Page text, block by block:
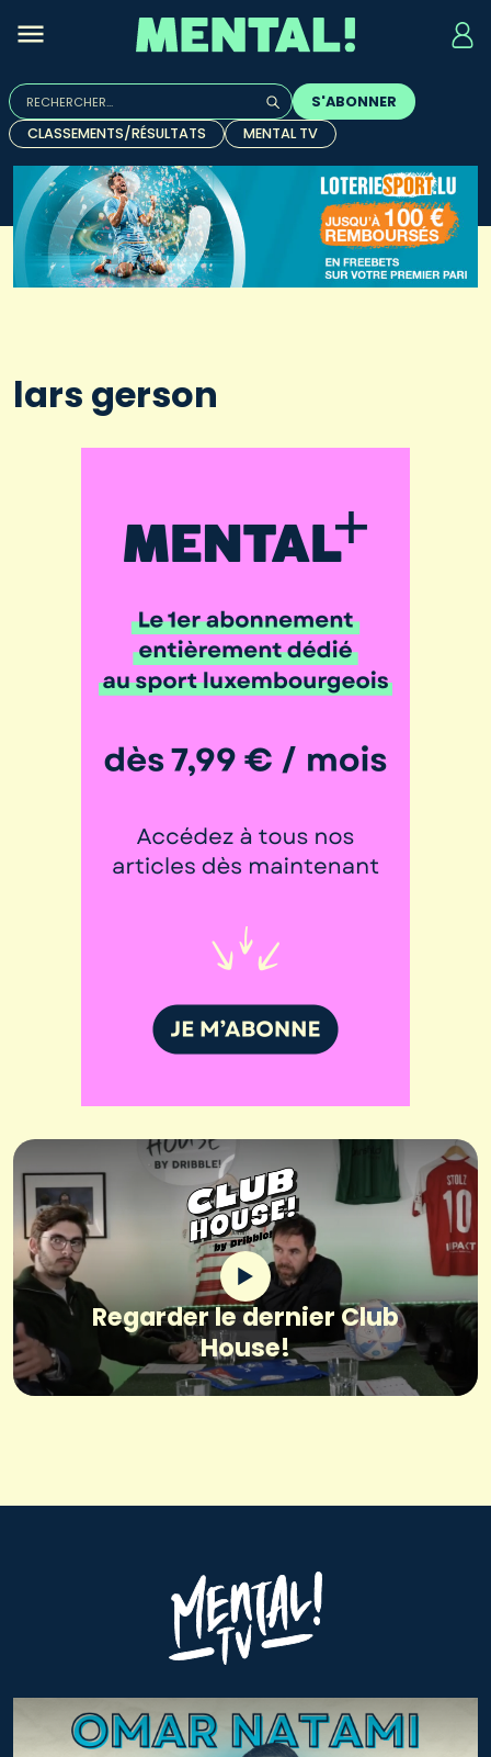
Rechercher :
Quand les résultats de l'auto-complétion sont
S'ABONNER
CLASSEMENTS/RÉSULTATS
MENTAL TV
lars gerson
Regarder le dernier Club
House!